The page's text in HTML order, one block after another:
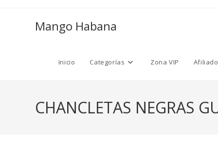
Mango Habana
Inicio Categorías Zona VIP
CHANCLETAS NEGRAS